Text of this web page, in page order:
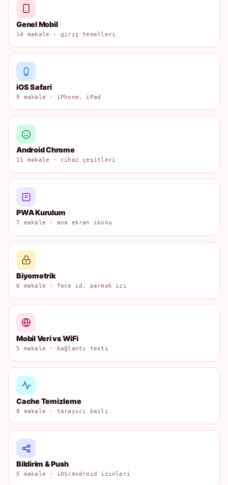
Genel Mobil
14 makale · giriş temelleri
iOS Safari
9 makale · iPhone, iPad
Android Chrome
11 makale · cihaz çeşitleri
PWA Kurulum
7 makale · ana ekran ikonu
Biyometrik
6 makale · face id, parmak izi
Mobil Veri vs WiFi
5 makale · bağlantı testi
Cache Temizleme
8 makale · tarayıcı bazlı
Bildirim & Push
5 makale · iOS/Android izinleri